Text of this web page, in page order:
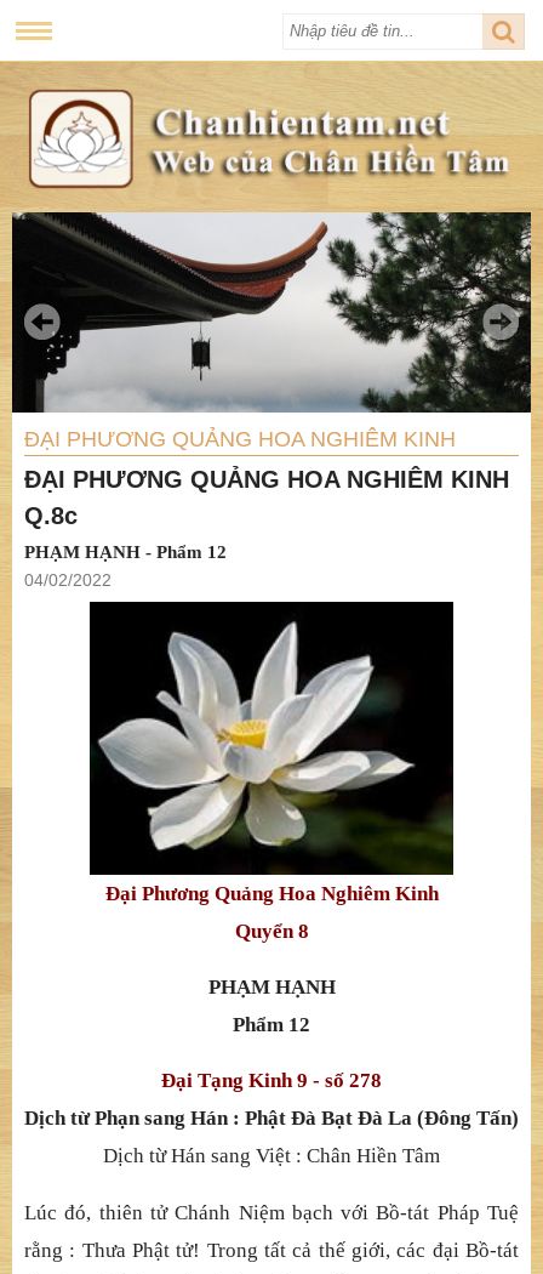
ĐẠI PHƯƠNG QUẢNG HOA NGHIÊM KINH
ĐẠI PHƯƠNG QUẢNG HOA NGHIÊM KINH
Q.8c
PHẠM HẠNH - Phẩm 12
04/02/2022
Đại Phương Quảng Hoa Nghiêm Kinh
Quyển 8
PHẠM HẠNH
Phẩm 12
Đại Tạng Kinh 9 - số 278
Dịch từ Phạn sang Hán : Phật Đà Bạt Đà La (Đông Tấn)
Dịch từ Hán sang Việt : Chân Hiền Tâm
Lúc đó, thiên tử Chánh Niệm bạch với Bồ-tát Pháp Tuệ
rằng : Thưa Phật tử! Trong tất cả thế giới, các đại Bồ-tát